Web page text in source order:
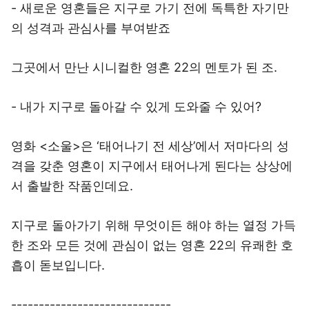
- 새로운 영혼들은 지구로 가기 전에 독특한 자기만
의 성격과 관심사를 부여받죠
그곳에서 만난 시니컬한 영혼 22의 멘토가 된 조.
- 내가 지구로 돌아갈 수 있게 도와줄 수 있어?
영화 <소울>은 ‘태어나기 전 세상’에서 저마다의 성
격을 갖춘 영혼이 지구에서 태어나게 된다는 상상에
서 출발한 작품인데요.
지구로 돌아가기 위해 무엇이든 해야 하는 열정 가득
한 조와 모든 것에 관심이 없는 영혼 22의 유쾌한 호
흡이 돋보입니다.
-----------------------------